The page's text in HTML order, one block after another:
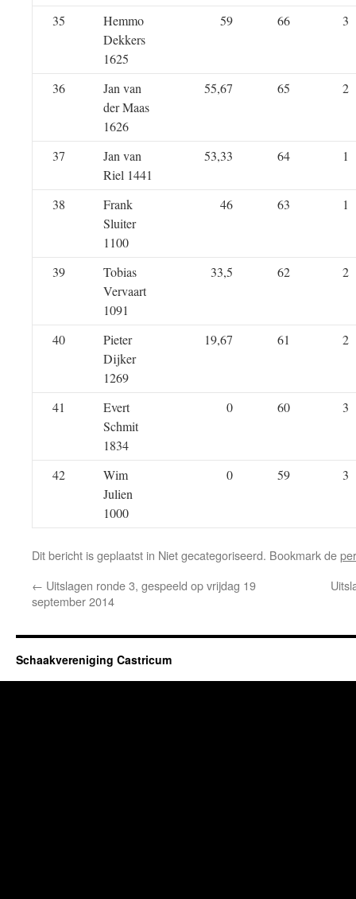
35
Hemmo
Dekkers
1625
59 66 3
36
Jan van
der Maas
1626
55,67 65 2
37
Jan van
Riel 1441
53,33 64 1
38
Frank
Sluiter
1100
46 63 1
39
Tobias
Vervaart
1091
33,5 62 2
40
Pieter
Dijker
1269
19,67 61 2
41
Evert
Schmit
1834
0 60 3
42
Wim
Julien
1000
0 59 3
Dit bericht is geplaatst in Niet gecategoriseerd. Bookmark de
← Uitslagen ronde 3, gespeeld op vrijdag 19
september 2014
Schaakvereniging Castricum